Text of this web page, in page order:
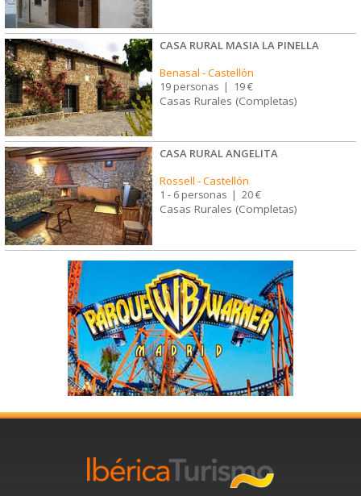
CASA RURAL MASIA LA PINELLA
Benasal -Castellón
19 personas | 19 €
Casas Rurales (Completas)
CASA RURAL ANGELITA
Rossell -Castellón
1 - 6 personas | 20 €
Casas Rurales (Completas)